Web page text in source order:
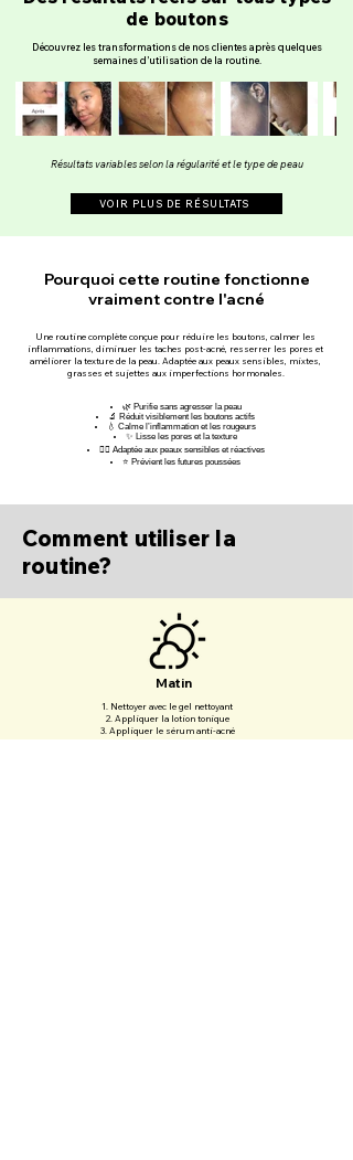
de boutons
Découvrez les transformations de nos clientes après quelques
semaines d’utilisation de la routine.
Résultats variables selon la régularité et le type de peau
VOIR PLUS DE RÉSULTATS
Pourquoi cette routine fonctionne
vraiment contre l'acné
Une routine complète conçue pour réduire les boutons, calmer les
inflammations, diminuer les taches post-acné, resserrer les pores et
améliorer la texture de la peau. Adaptée aux peaux sensibles, mixtes,
grasses et sujettes aux imperfections hormonales.
🌿 Purifie sans agresser la peau
🔬 Réduit visiblement les boutons actifs
💧 Calme l’inflammation et les rougeurs
✨ Lisse les pores et la texture
🧘‍♀️ Adaptée aux peaux sensibles et réactives
⭐ Prévient les futures poussées
Comment utiliser la
routine?
Matin
Nettoyer avec le gel nettoyant
Appliquer la lotion tonique
Appliquer le sérum anti-acné
Appliquer la crème anti acné